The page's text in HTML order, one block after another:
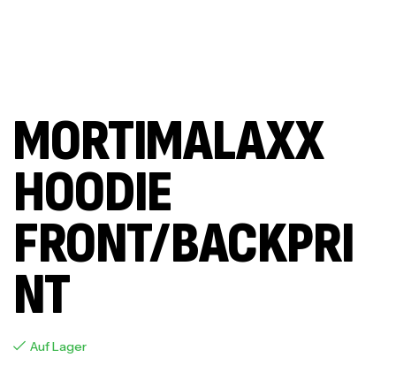
MORTIMALAXX
HOODIE
FRONT/BACKPRI
NT
Auf Lager